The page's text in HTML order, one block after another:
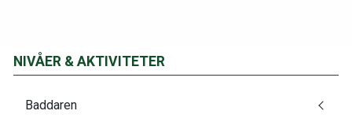
NIVÅER & AKTIVITETER
Baddaren